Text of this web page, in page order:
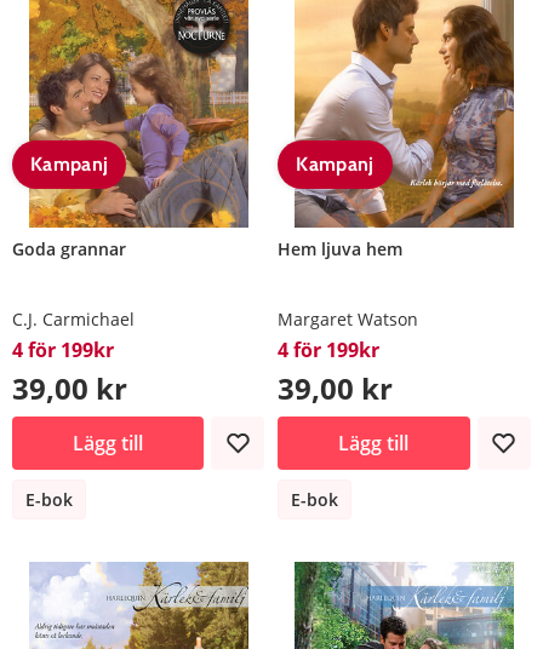
Kampanj
Goda grannar
C.J. Carmichael
4 för 199kr
39,00 kr
Lägg till
E-bok
Kampanj
Hem ljuva hem
Margaret Watson
4 för 199kr
39,00 kr
Lägg till
E-bok